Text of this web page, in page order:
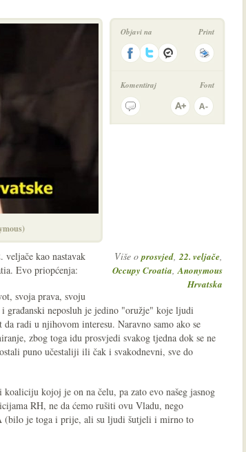
Objavi na Print
Komentiraj Font
Više oprosvjed,22. veljače,
Occupy Croatia,Anonymous
Hrvatska
veljače kao nastavak
Evo priopćenja:
svoja prava, svoju
građanski neposluh je jedino "oružje" koje ljudi
radi u njihovom interesu. Naravno samo ako se
zbog toga idu prosvjedi svakog tjedna dok se ne
puno učestaliji ili čak i svakodnevni, sve do
kojoj je on na čelu, pa zato evo našeg jasnog
RH, ne da ćemo rušiti ovu Vladu, nego
(bilo je toga i prije, ali su ljudi šutjeli i mirno to
nema